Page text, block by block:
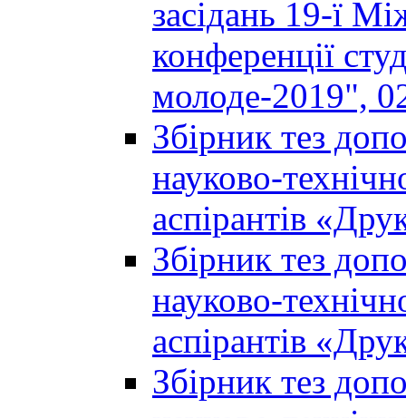
засідань 19-ї
конференції
молоде-2019",
Збірник тез
науково-
аспірантів
Збірник тез
науково-
аспірантів
Збірник тез